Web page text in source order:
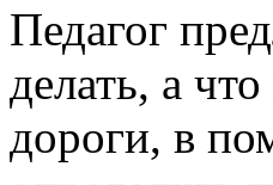
Педагог
делать, а
дороги, в